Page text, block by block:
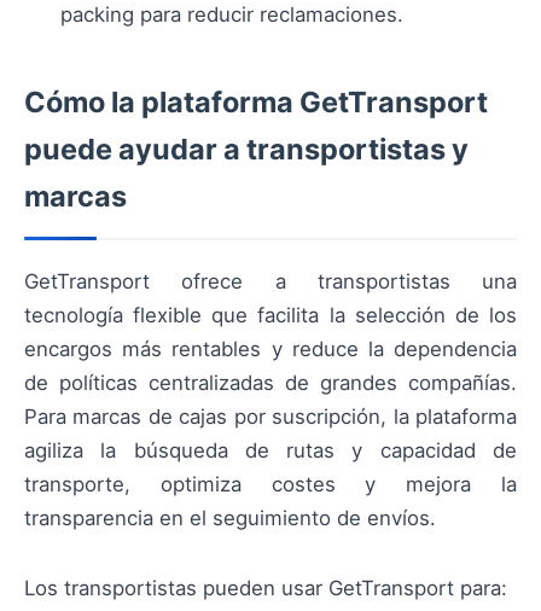
packing para reducir reclamaciones.
Cómo la plataforma GetTransport
puede ayudar a transportistas y
marcas
GetTransport ofrece a transportistas una
tecnología flexible que facilita la selección de los
encargos más rentables y reduce la dependencia
de políticas centralizadas de grandes compañías.
Para marcas de cajas por suscripción, la plataforma
agiliza la búsqueda de rutas y capacidad de
transporte, optimiza costes y mejora la
transparencia en el seguimiento de envíos.
Los transportistas pueden usar GetTransport para: